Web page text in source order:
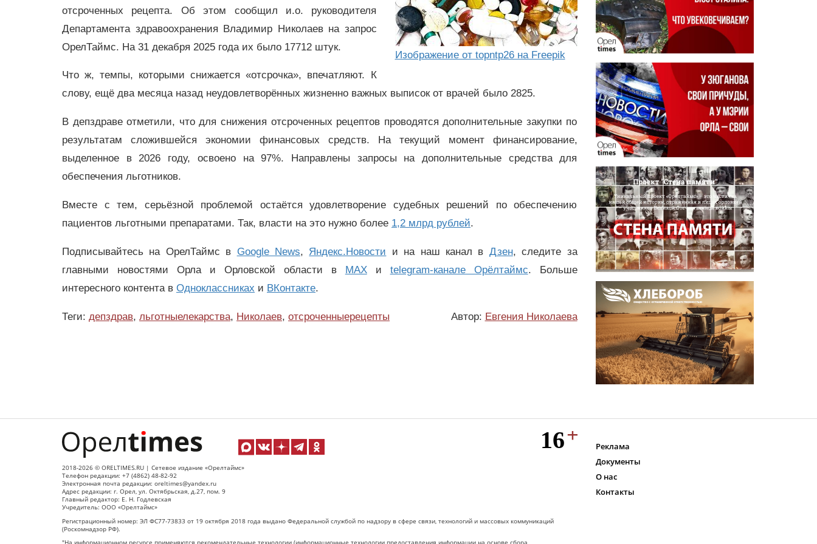
Изображение от topntp26 на Freepik
отсроченных рецепта. Об этом сообщил и.о. руководителя
Департамента здравоохранения Владимир Николаев на запрос
ОрелТаймс. На 31 декабря 2025 года их было 17712 штук.
Что ж, темпы, которыми снижается «отсрочка», впечатляют. К
слову, ещё два месяца назад неудовлетворённых жизненно важных выписок от врачей было 2825.
В депздраве отметили, что для снижения отсроченных рецептов проводятся дополнительные закупки по
результатам сложившейся экономии финансовых средств. На текущий момент финансирование,
выделенное в 2026 году, освоено на 97%. Направлены запросы на дополнительные средства для
обеспечения льготников.
Вместе с тем, серьёзной проблемой остаётся удовлетворение судебных решений по обеспечению
пациентов льготными препаратами. Так, власти на это нужно более 1,2 млрд рублей.
Подписывайтесь на ОрелТаймс в Google News, Яндекс.Новости и на наш канал в Дзен, следите за
главными новостями Орла и Орловской области в MAXи telegram-канале Орёлтаймс. Больше
интересного контента в Одноклассниках и ВКонтакте.
Теги: депздрав, льготныелекарства, Николаев, отсроченныерецепты Автор: Евгения Николаева
2018-2026 © ORELTIMES.RU | Сетевое издание «Орелтаймс»
Телефон редакции: +7 (4862) 48-82-92
Электронная почта редакции: oreltimes@yandex.ru
Адрес редакции: г. Орел, ул. Октябрьская, д.27, пом. 9
Главный редактор: Е. Н. Годлевская
Учредитель: ООО «Орелтаймс»
Регистрационный номер: ЭЛ ФС77-73833 от 19 октября 2018 года выдано Федеральной службой по надзору в сфере связи, технологий и массовых коммуникаций
(Роскомнадзор РФ).
Реклама
Документы
О нас
Контакты